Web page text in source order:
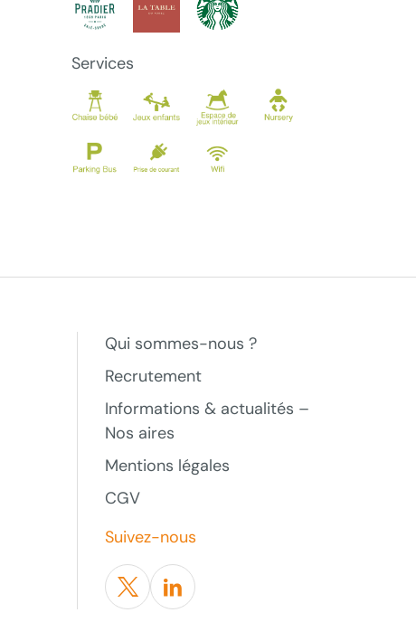
Services
Qui sommes-nous ?
Recrutement
Informations & actualités –
Nos aires
Mentions légales
CGV
Suivez-nous
TwitterLinkedin